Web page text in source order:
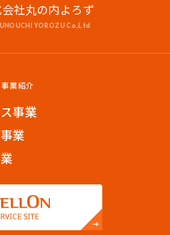
社丸の内よろず
YOROZU Co,Ltd
事業紹介
事業
業